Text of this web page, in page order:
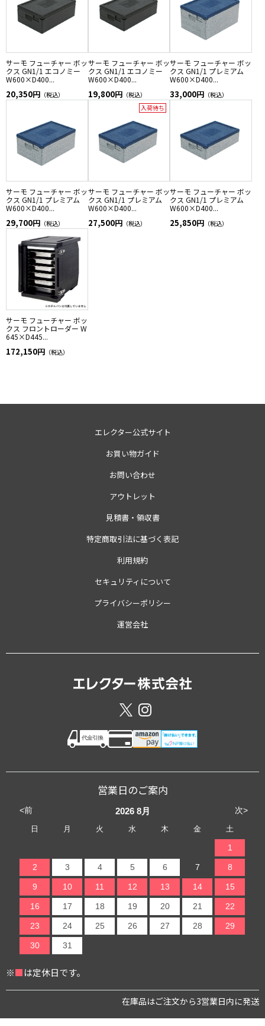
サーモ フューチャー ボッ
クス GN1/1 エコノミー
W600×D400...
20,350円 （税込）
サーモ フューチャー ボッ
クス GN1/1 エコノミー
W600×D400...
19,800円 （税込）
サーモ フューチャー ボッ
クス GN1/1 プレミアム
W600×D400...
33,000円 （税込）
サーモ フューチャー ボッ
クス GN1/1 プレミアム
W600×D400...
29,700円 （税込）
入荷待ち
サーモ フューチャー ボッ
クス GN1/1 プレミアム
W600×D400...
27,500円 （税込）
サーモ フューチャー ボッ
クス GN1/1 プレミアム
W600×D400...
25,850円 （税込）
サーモ フューチャー ボッ
クス フロントローダー W
645×D445...
172,150円 （税込）
エレクター公式サイト
お買い物ガイド
お問い合わせ
アウトレット
見積書・領収書
特定商取引法に基づく表記
利用規約
セキュリティについて
プライバシーポリシー
運営会社
営業日のご案内
<前 次>
2026 8月
日 月 火 水 木 金 土
1
2 3 4 5 6 7 8
9 10 11 12 13 14 15
16 17 18 19 20 21 22
23 24 25 26 27 28 29
30 31
※■は定休日です。
在庫品はご注文から3営業日内に発送